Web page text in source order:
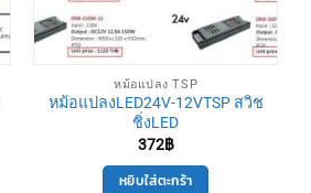
หม้อแปลง TSP
หม้อแปลงLED24V-12VTSP สวิช
ชิ่งLED
372฿
หยิบใส่ตะกร้า